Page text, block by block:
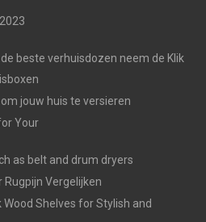
beste verhuisdozen neem de Klik
jouw huis te versieren
Your
as belt and drum dryers
Rugpijn Vergelijken
Shelves for Stylish and